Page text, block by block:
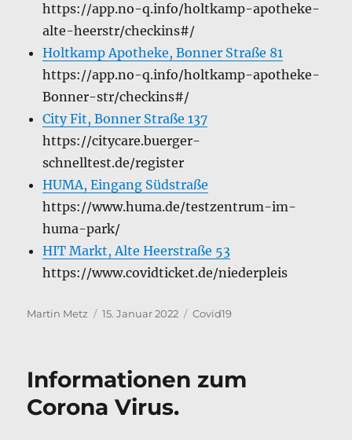
https://app.no-q.info/holtkamp-apotheke-
alte-heerstr/checkins#/
Holtkamp Apotheke, Bonner Straße 81
https://app.no-q.info/holtkamp-apotheke-
Bonner-str/checkins#/
City Fit, Bonner Straße 137
https://citycare.buerger-
schnelltest.de/register
HUMA, Eingang Südstraße
https://www.huma.de/testzentrum-im-
huma-park/
HIT Markt, Alte Heerstraße 53
https://www.covidticket.de/niederpleis
Autor
Martin Metz
Veröffentlicht
15. Januar 2022 Kategorien
Covid19
Informationen zum
Corona Virus.